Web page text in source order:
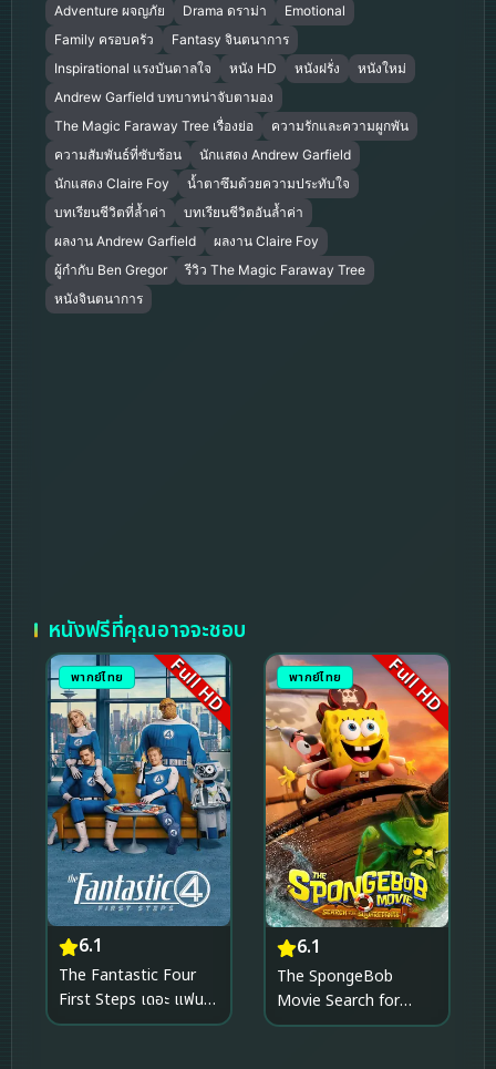
Adventure ผจญภัย Drama ดราม่า
Emotional
Family ครอบครัว
Fantasy จินตนาการ
Inspirational แรงบันดาลใจ
หนัง HD หนังฝรั่ง
หนังใหม่
Andrew Garfield บทบาทน่าจับตามอง
The Magic Faraway Tree เรื่องย่อ
ความรักและความผูกพัน
ความสัมพันธ์ที่ซับซ้อน
นักแสดง Andrew Garfield
นักแสดง Claire Foy
น้ำตาซึมด้วยความประทับใจ
บทเรียนชีวิตที่ล้ำค่า
บทเรียนชีวิตอันล้ำค่า
ผลงาน Andrew Garfield
ผลงาน Claire Foy
ผู้กำกับ Ben Gregor
รีวิว The Magic Faraway Tree
หนังจินตนาการ
หนังฟรีที่คุณอาจจะชอบ
พากย์ไทย Full HD
6.1
The Fantastic Four
First Steps เดอะ แฟน
แทสติก 4 จุดเริ่มต้นปฐม
พากย์ไทย Full HD
6.1
The SpongeBob
Movie Search for
SquarePants เดอะ สพัน